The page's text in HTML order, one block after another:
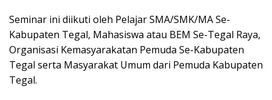
Seminar ini diikuti oleh Pelajar SMA/SMK/MA Se-
Kabupaten Tegal, Mahasiswa atau BEM Se-Tegal Raya,
Organisasi Kemasyarakatan Pemuda Se-Kabupaten
Tegal serta Masyarakat Umum dari Pemuda Kabupaten
Tegal.